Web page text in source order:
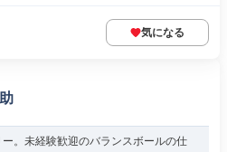
気になる
。未経験歓迎のバランスボールの仕